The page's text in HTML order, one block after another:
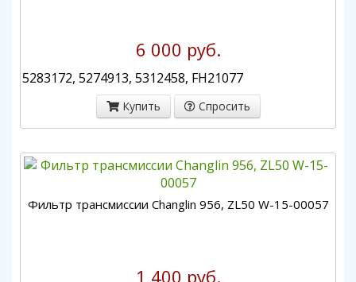
6 000 руб.
5283172, 5274913, 5312458, FH21077
Купить Спросить
Фильтр трансмиссии Changlin 956, ZL50 W-15-00057
1 400 руб.